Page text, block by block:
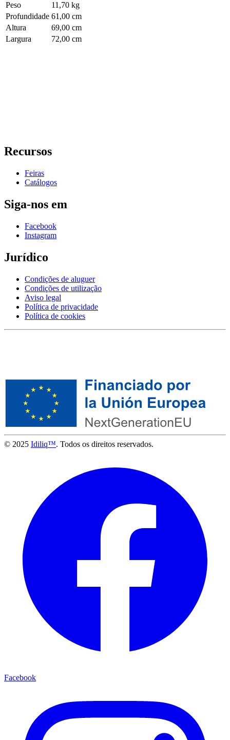
Peso
11,70 kg
Profundidade 61,00 cm
Altura
69,00 cm
Largura
72,00 cm
Recursos
Feiras
Catálogos
Siga-nos em
Facebook
Instagram
Jurídico
Condições de aluguer
Condições de utilização
Aviso legal
Política de privacidade
Política de cookies
© 2025 Idiliq™. Todos os direitos reservados.
Facebook